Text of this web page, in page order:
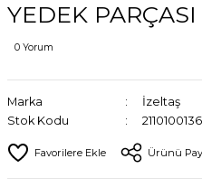
YEDEK
0 Yorum
Marka
İzeltaş
Stok Kodu
2110100136
Ürünü